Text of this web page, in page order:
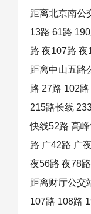
距离北京南公
13路 61路
路 夜107路
距离中山五路
路 27路 102
215路长线
快线52路 高
路 广42路 广
夜56路 夜78
距离财厅公交
107路 108路